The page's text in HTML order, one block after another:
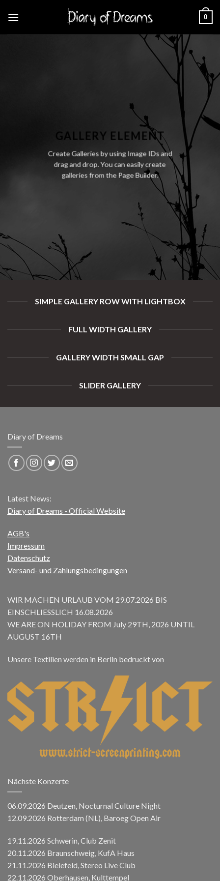
0
GALLERY ELEMENT
Create Galleries by using Image IDs and
drag and drop. You can easily create
galleries from the Page Builder.
SIMPLE GALLERY ROW WITH LIGHTBOX
FULL WIDTH GALLERY
GALLERY WIDTH SMALL GAP
SLIDER GALLERY
Diary of Dreams
Latest News:
Diary of Dreams - Official Website
AGB's
Impressum
Datenschutz
Versand- und Zahlungsbedingungen
WIR MACHEN URLAUB VOM 29.07.2026 BIS
EINSCHLIESSLICH 16.08.2026
WE ARE ON HOLIDAY FROM July 29TH, 2026 UNTIL
AUGUST 16TH
Unsere Textilien werden in Berlin bedruckt von
Nächste Konzerte
06.09.2026 Deutzen, Nocturnal Culture Night
12.09.2026 Rotterdam (NL), Baroeg Open Air
19.11.2026 Schwerin, Club Zenit
20.11.2026 Braunschweig, KufA Haus
21.11.2026 Bielefeld, Stereo Live Club
22.11.2026 Oberhausen, Kulttempel